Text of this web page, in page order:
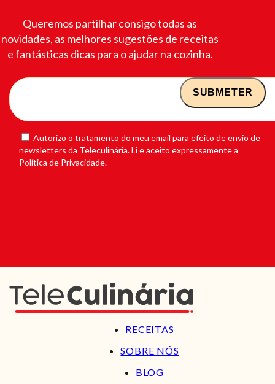
Queremos partilhar consigo todas as
novidades, as melhores sugestões de receitas
e fantásticas dicas para o ajudar na cozinha.
Autorizo o tratamento do meu email para efeito de envio de
newsletters da Teleculinária. Li e aceito expressamente a
Política de Privacidade.
RECEITAS
SOBRE NÓS
BLOG